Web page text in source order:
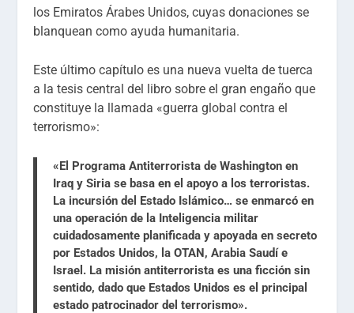
los Emiratos Árabes Unidos, cuyas donaciones se
blanquean como ayuda humanitaria.
Este último capítulo es una nueva vuelta de tuerca
a la tesis central del libro sobre el gran engaño que
constituye la llamada «guerra global contra el
terrorismo»:
«El Programa Antiterrorista de Washington en
Iraq y Siria se basa en el apoyo a los terroristas.
La incursión del Estado Islámico… se enmarcó en
una operación de la Inteligencia militar
cuidadosamente planificada y apoyada en secreto
por Estados Unidos, la OTAN, Arabia Saudí e
Israel. La misión antiterrorista es una ficción sin
sentido, dado que Estados Unidos es el principal
estado patrocinador del terrorismo».